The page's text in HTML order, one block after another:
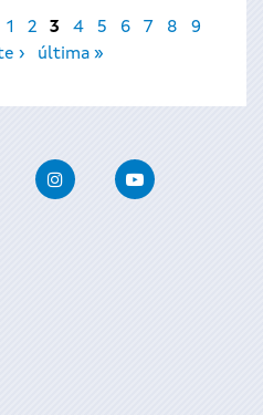
1 2 3 4 5 6 7 8
9
› última »
InstagramYoutube